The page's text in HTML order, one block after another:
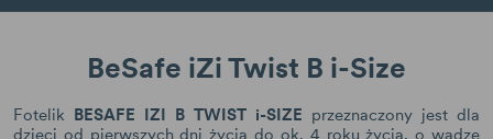
BeSafe iZi Twist B i-Size
Fotelik BESAFE IZI B TWIST i-SIZE przeznaczony jest dla
dzieci od pierwszych dni życia do ok. 4 roku życia, o wadze